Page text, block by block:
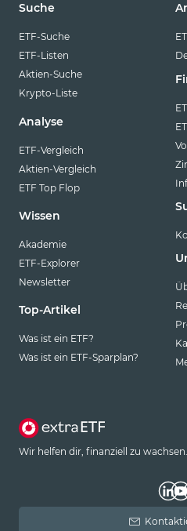
Suche
ETF-Suche
ETF-Listen
Aktien-Suche
Krypto-Liste
Analyse
ETF-Vergleich
Aktien-Vergleich
ETF Top Flop
Wissen
Akademie
ETF-Explorer
Newsletter
Top-Artikel
Was ist ein ETF?
Was ist ein ETF-Sparplan?
Wir helfen dir, finanziell zu wachsen.